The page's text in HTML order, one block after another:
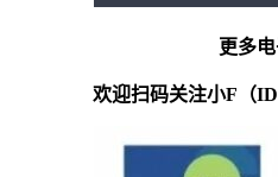
更多
欢迎扫码关注小F（